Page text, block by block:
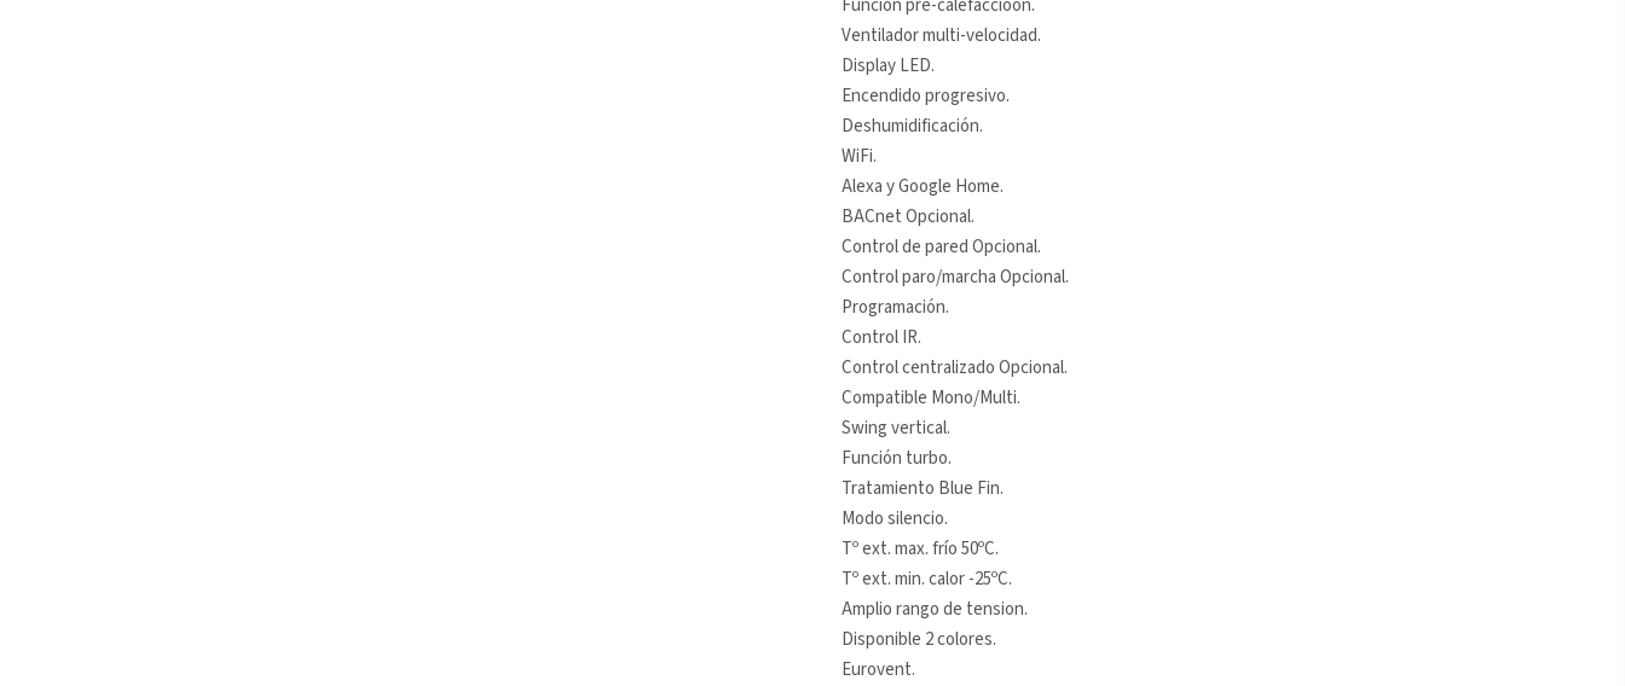
Función pre-calefaccioón.
Ventilador multi-velocidad.
Display LED.
Encendido progresivo.
Deshumidificación.
WiFi.
Alexa y Google Home.
BACnet Opcional.
Control de pared Opcional.
Control paro/marcha Opcional.
Programación.
Control IR.
Control centralizado Opcional.
Compatible Mono/Multi.
Swing vertical.
Función turbo.
Tratamiento Blue Fin.
Modo silencio.
Tº ext. max. frío 50ºC.
Tº ext. min. calor -25ºC.
Amplio rango de tension.
Disponible 2 colores.
Eurovent.